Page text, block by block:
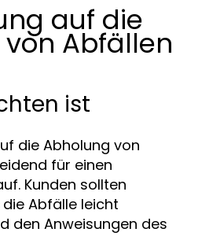
auf die
Abfällen
ist
die Abholung von
für einen
Kunden sollten
Abfälle leicht
den Anweisungen des